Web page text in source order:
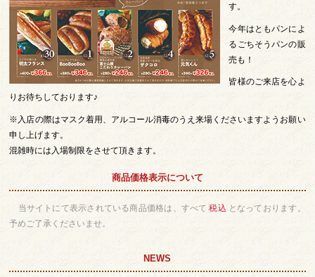
す。
今年はともパンによ
るごちそうパンの販
売も！
皆様のご来店を心よ
りお待ちしております♪
※入店の際はマスク着用、アルコール消毒のうえ来場くださいますようお願い
申し上げます。
混雑時には入場制限をさせて頂きます。
商品価格表示について
当サイトにて表示されている商品価格は、すべて 税込 となっております。
予めご了承くださいませ。
NEWS